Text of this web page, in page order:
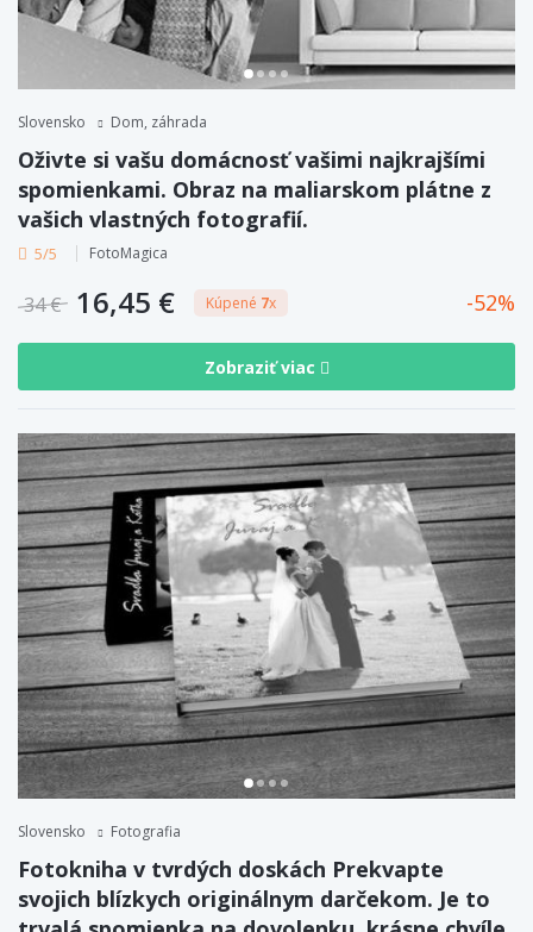
Slovensko Dom, záhrada
Oživte si vašu domácnosť vašimi najkrajšími
spomienkami. Obraz na maliarskom plátne z
vašich vlastných fotografií.
5/5 FotoMagica
34 € 16,45 € Kúpené 7x 52
Zobraziť viac
Slovensko Fotografia
Fotokniha v tvrdých doskách Prekvapte
svojich blízkych originálnym darčekom. Je to